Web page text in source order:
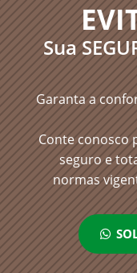
Sua
Garanta a
Conte conosco
seguro e
normas